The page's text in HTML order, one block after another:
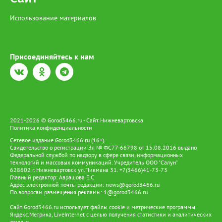
Использование материалов
Присоединяйтесь к нам
2021-2026 © Gorod3466.ru - Сайт Нижневартовска
Политика конфиденциальности
Сетевое издание Gorod3466.ru (16+).
Свидетельство о регистрации Эл № ФС77-66798 от 15.08.2016 выдано
Федеральной службой по надзору в сфере связи, информационных
технологий и массовых коммуникаций. Учредитель ООО "Салун"
628602 г. Нижневартовск ул.Пикмана 31. +7(3466)41-73-73
Главный редактор: Аврашова Е.С.
Адрес электронной почты редакции: news@gorod3466.ru
По вопросам размещения рекламы: 1@gorod3466.ru
Сайт Gorod3466.ru использует файлы cookie и метрические программы
Яндекс.Метрика, LiveInternet с целью получения статистики и аналитических